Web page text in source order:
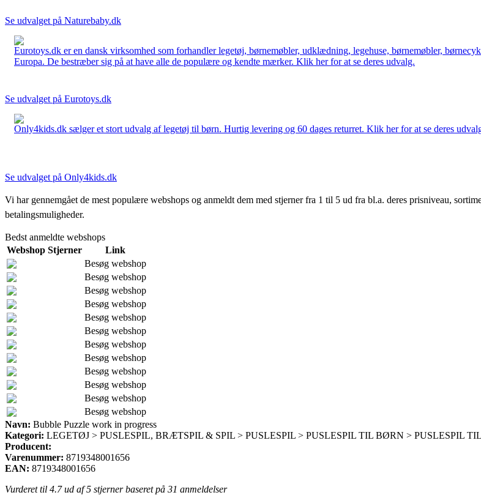
Se udvalget på Naturebaby.dk
Eurotoys.dk er en dansk virksomhed som forhandler legetøj, børnemøbler, udklædning, legehuse, børnemøbler,
Europa. De bestræber sig på at have alle de populære og kendte mærker. Klik her for at se deres udvalg.
Se udvalget på Eurotoys.dk
Only4kids.dk sælger et stort udvalg af legetøj til børn. Hurtig levering og 60 dages returret. Klik her for at se deres
Se udvalget på Only4kids.dk
Vi har gennemgået de mest populære webshops og anmeldt dem med stjerner fra 1 til 5 ud fra bl.a. deres prisniveau,
betalingsmuligheder.
Bedst anmeldte webshops
Webshop Stjerner
Link
Besøg webshop
Besøg webshop
Besøg webshop
Besøg webshop
Besøg webshop
Besøg webshop
Besøg webshop
Besøg webshop
Besøg webshop
Besøg webshop
Besøg webshop
Besøg webshop
Navn: Bubble Puzzle work in progress
Kategori: LEGETØJ > PUSLESPIL, BRÆTSPIL & SPIL > PUSLESPIL > PUSLESPIL TIL BØRN > PUSLESPIL
Producent:
Varenummer: 8719348001656
EAN: 8719348001656
Vurderet til 4.7ud af 5 stjerner baseret på 31 anmeldelser